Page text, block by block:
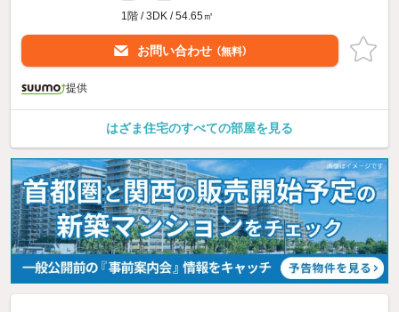
1階 / 3DK / 54.65㎡
お問い合わせ （無料）
提供
はざま住宅のすべての部屋を見る